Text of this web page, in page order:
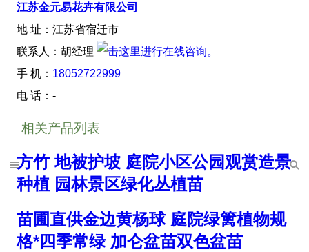
江苏金元易花卉有限公司
地 址：江苏省宿迁市
联系人：胡经理
手 机： 18052722999
电 话：-
相关产品列表
方竹 地被护坡 庭院小区公园观赏造景
种植 园林景区绿化丛植苗
苗圃直供金边黄杨球 庭院绿篱植物规
格*四季常绿 加仑盆苗双色盆苗